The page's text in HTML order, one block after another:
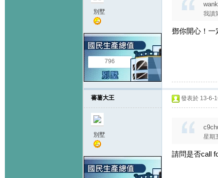
別墅
796
我讀
鄧你開心！一
蕃薯大王
別墅
發表於 13-6-
星期
請問是否call